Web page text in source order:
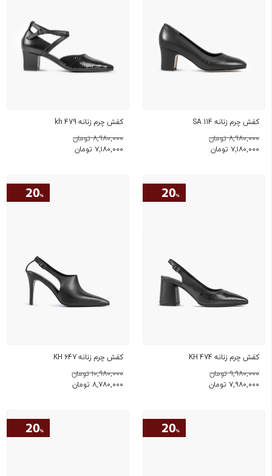
کفش چرم زنانه SA 114
۸,۹۸۰,۰۰۰ تومان
۷,۱۸۰,۰۰۰ تومان
کفش چرم زنانه kh 479
۸,۹۸۰,۰۰۰ تومان
۷,۱۸۰,۰۰۰ تومان
کفش چرم زنانه KH 474
۹,۹۸۰,۰۰۰ تومان
۷,۹۸۰,۰۰۰ تومان
کفش چرم زنانه KH 647
۱۰,۹۸۰,۰۰۰ تومان
۸,۷۸۰,۰۰۰ تومان